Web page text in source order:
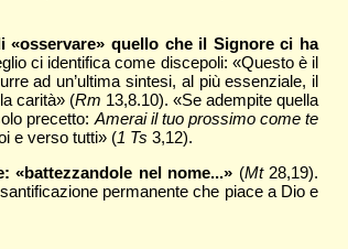
«osservare» quello che il Signore ci ha
ci identifica come discepoli: «Questo è il
ad un’ultima sintesi, al più essenziale, il
carità» (Rm 13,8.10). «Se adempite quella
precetto: Amerai il tuo prossimo come te
e verso tutti» (1 Ts 3,12).
«battezzandole nel nome...» (Mt28,19).
permanente che piace a Dio e